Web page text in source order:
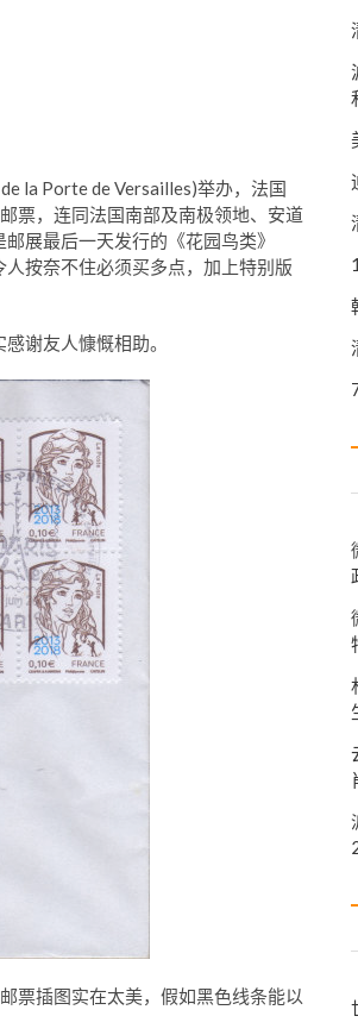
la Porte de Versailles)举办，法国
票，连同法国南部及南极领地、安道
展最后一天发行的《花园鸟类》
按奈不住必须买多点，加上特别版
谢友人慷慨相助。
票插图实在太美，假如黑色线条能以